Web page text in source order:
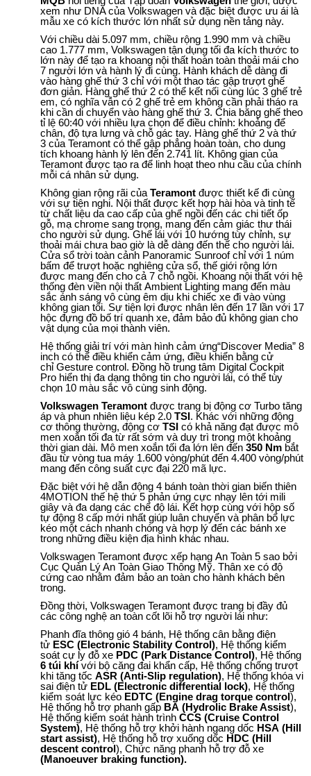
xem như DNA của Volkswagen và đặc biệt được ưu ái là
mẫu xe có kích thước lớn nhất sử dụng nền tảng này.
Với chiều dài 5.097 mm, chiều rộng 1.990 mm và chiều
cao 1.777 mm, Volkswagen tận dụng tối đa kích thước to
lớn này để tạo ra khoang nội thất hoàn toàn thoải mái cho
7 người lớn và hành lý đi cùng. Hành khách dễ dàng đi
vào hàng ghế thứ 3 chỉ với một thao tác gập trượt ghế
đơn giản. Hàng ghế thứ 2 có thể kết nối cùng lúc 3 ghế trẻ
em, có nghĩa vẫn có 2 ghế trẻ em không cần phải tháo ra
khi cần di chuyển vào hàng ghế thứ 3. Chia băng ghế theo
tỉ lệ 60:40 với nhiều lựa chọn để điều chỉnh: khoảng để
chân, độ tựa lưng và chỗ gác tay. Hàng ghế thứ 2 và thứ
3 của Teramont có thể gập phẳng hoàn toàn, cho dung
tích khoang hành lý lên đến 2.741 lít. Không gian của
Teramont được tạo ra để linh hoạt theo nhu cầu của chính
mỗi cá nhân sử dụng.
Không gian rộng rãi củaTeramont được thiết kế đi cùng
với sự tiện nghi. Nội thất được kết hợp hài hòa và tinh tế
từ chất liệu da cao cấp của ghế ngồi đến các chi tiết ốp
gỗ, mạ chrome sang trọng, mang đến cảm giác thư thái
cho người sử dụng. Ghế lái với 10 hướng tùy chỉnh, sự
thoải mái chưa bao giờ là dễ dàng đến thế cho người lái.
Cửa sổ trời toàn cảnh Panoramic Sunroof chỉ với 1 núm
bấm để trượt hoặc nghiêng cửa sổ, thế giới rộng lớn
được mang đến cho cả 7 chỗ ngồi. Khoang nội thất với hệ
thống đèn viền nội thất Ambient Lighting mang đến màu
sắc ánh sáng vô cùng êm dịu khi chiếc xe đi vào vùng
không gian tối. Sự tiện lợi được nhân lên đến 17 lần với 17
hộc đựng đồ bố trí quanh xe, đảm bảo đủ không gian cho
vật dụng của mọi thành viên.
Hệ thống giải trí với màn hình cảm ứng“Discover Media” 8
inch có thể điều khiển cảm ứng, điều khiển bằng cử
chỉ Gesture control. Đồng hồ trung tâm Digital Cockpit
Pro hiển thị đa dạng thông tin cho người lái, có thể tùy
chọn 10 màu sắc vô cùng sinh động.
Volkswagen Teramont được trang bị động cơ Turbo tăng
áp và phun nhiên liệu kép 2.0 TSI . Khác với những động
cơ thông thường, động cơ TSI có khả năng đạt được mô
men xoắn tối đa từ rất sớm và duy trì trong một khoảng
thời gian dài. Mô men xoắn tối đa lớn lên đến 350 Nm bắt
đầu từ vòng tua máy 1.600 vòng/phút đến 4.400 vòng/phút
mang đến công suất cực đại 220 mã lực.
Đặc biệt với hệ dẫn động 4 bánh toàn thời gian biến thiên
4MOTION thế hệ thứ 5 phản ứng cực nhạy lên tới mili
giây và đa dạng các chế độ lái. Kết hợp cùng với hộp số
tự động 8 cấp mới nhất giúp luân chuyển và phân bổ lực
kéo một cách nhanh chóng và hợp lý đến các bánh xe
trong những điều kiện địa hình khác nhau.
Volkswagen Teramont được xếp hạng An Toàn 5 sao bởi
Cục Quản Lý An Toàn Giao Thông Mỹ. Thân xe có độ
cứng cao nhằm đảm bảo an toàn cho hành khách bên
trong.
Đồng thời, Volkswagen Teramont được trang bị đầy đủ
các công nghệ an toàn cốt lõi hỗ trợ người lái như:
Phanh đĩa thông gió 4 bánh, Hệ thống cân bằng điện
tử ESC (Electronic Stability Control), Hệ thống kiểm
soát cự ly đỗ xe PDC (Park Distance Control), Hệ thống
6 túi khí với bộ căng đai khẩn cấp, Hệ thống chống trượt
khi tăng tốc ASR (Anti-Slip regulation), Hệ thống khóa vi
sai điện tử EDL (Electronic differential lock), Hệ thống
kiểm soát lực kéo EDTC (Engine drag torque control ),
Hệ thống hỗ trợ phanh gấp BA (Hydrolic Brake Assist),
Hệ thống kiểm soát hành trình CCS (Cruise Control
System), Hệ thống hỗ trợ khởi hành ngang dốc HSA (Hill
start assist), Hệ thống hỗ trợ xuống dốc HDC (Hill
descent control ), Chức năng phanh hỗ trợ đỗ xe
(Manoeuver braking function).
ĐĂNG KÝ! NHẬN BÁO GIÁ XE
VOLKSWAGEN
Cập nhật ưu đãi cho các mẫu xe Volkswagen tháng
02/2026
Tính trả góp Tính lăn bánh
NHẬN BÁO GIÁ NGAY